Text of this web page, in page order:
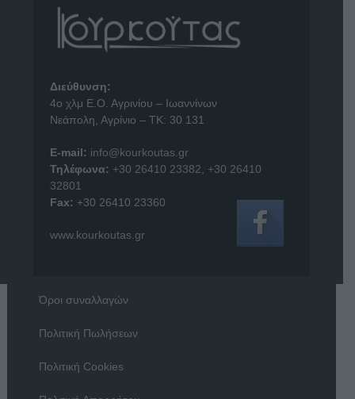
Διεύθυνση:
4o χλμ Ε.Ο. Αγρινίου – Ιωαννίνων
Νεάπολη, Αγρίνιο – ΤΚ: 30 131
E-mail: info@kourkoutas.gr
Τηλέφωνα: +30 26410 23382
+30 26410
32801
Fax: +30 26410 23360
www.kourkoutas.gr
Όροι συναλλαγών
Πολιτική Πωλήσεων
Πολιτική Cookies